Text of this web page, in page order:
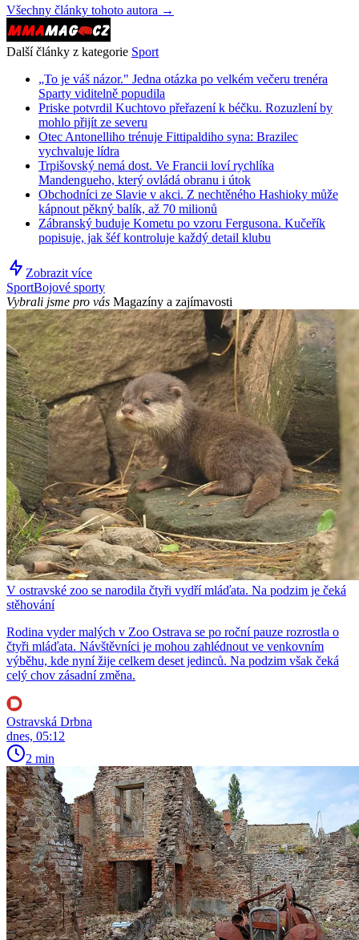
Všechny články tohoto autora →
Další články z kategorie Sport
„To je váš názor." Jedna otázka po velkém večeru trenéra
Sparty viditelně popudila
Priske potvrdil Kuchtovo přeřazení k béčku. Rozuzlení by
mohlo přijít ze severu
Otec Antonelliho trénuje Fittipaldiho syna: Brazilec
vychvaluje lídra
Trpišovský nemá dost. Ve Francii loví rychlíka
Mandengueho, který ovládá obranu i útok
Obchodníci ze Slavie v akci. Z nechtěného Hashioky může
kápnout pěkný balík, až 70 milionů
Zábranský buduje Kometu po vzoru Fergusona. Kučeřík
popisuje, jak šéf kontroluje každý detail klubu
Zobrazit více
SportBojové sporty
Vybrali jsme pro vás Magazíny a zajímavosti
V ostravské zoo se narodila čtyři vydří mláďata. Na podzim je čeká
stěhování
Rodina vyder malých v Zoo Ostrava se po roční pauze rozrostla o
čtyři mláďata. Návštěvníci je mohou zahlédnout ve venkovním
výběhu, kde nyní žije celkem deset jedinců. Na podzim však čeká
celý chov zásadní změna.
Ostravská Drbna
dnes, 05:12
2 min